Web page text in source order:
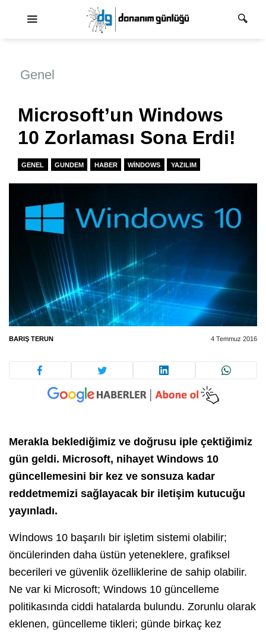
Genel
Microsoft’un Windows
10 Zorlaması Sona Erdi!
GENEL GUNDEM HABER WINDOWS YAZILIM
BARIŞ TERUN 4 Temmuz 2016
Merakla beklediğimiz ve doğrusu iple çektiğimiz
gün geldi. Microsoft, nihayet Windows 10
güncellemesini bir kez ve sonsuza kadar
reddetmemizi sağlayacak bir iletişim kutucuğu
yayınladı.
Wİndows 10 başarılı bir işletim sistemi olabilir;
öncülerinden daha üstün yeteneklere, grafiksel
becerileri ve güvenlik özelliklerine de sahip olabilir.
Ne var ki Microsoft; Windows 10 güncelleme
politikasında ciddi hatalarda bulundu. Zorunlu olarak
eklenen, güncelleme tikleri; günde birkaç kez